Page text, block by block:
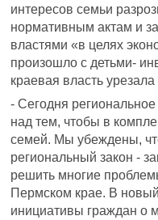
интересов семьи
нормативным актам и
властями «в целях
произошло с детьми-
краевая власть
- Сегодня
над тем, чтобы в
семей. Мы убеждены,
региональный закон -
решить многие
Пермском крае. В новый
инициативы граждан о